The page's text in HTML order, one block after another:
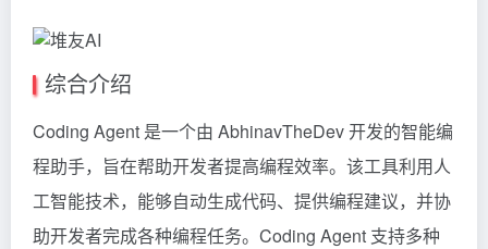
综合介绍
Coding Agent 是一个由 AbhinavTheDev 开发的智能编
程助手，旨在帮助开发者提高编程效率。该工具利用人
工智能技术，能够自动生成代码、提供编程建议，并协
助开发者完成各种编程任务。Coding Agent 支持多种